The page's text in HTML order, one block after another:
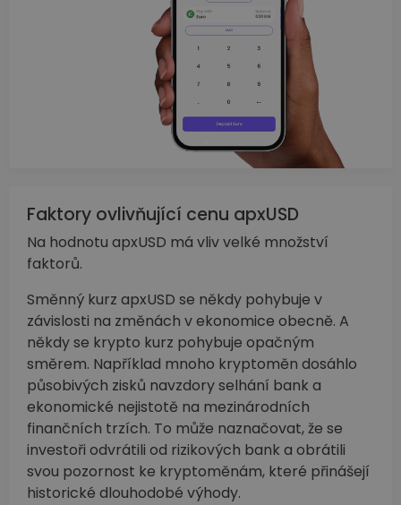
Faktory ovlivňující cenu apxUSD
Na hodnotu apxUSD má vliv velké množství
faktorů.
Směnný kurz apxUSD se někdy pohybuje v
závislosti na změnách v ekonomice obecně. A
někdy se krypto kurz pohybuje opačným
směrem. Například mnoho kryptoměn dosáhlo
působivých zisků navzdory selhání bank a
ekonomické nejistotě na mezinárodních
finančních trzích. To může naznačovat, že se
investoři odvrátili od rizikových bank a obrátili
svou pozornost ke kryptoměnám, které přinášejí
historické dlouhodobé výhody.